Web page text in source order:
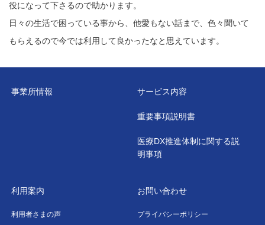
役になって下さるので助かります。
日々の生活で困っている事から、他愛もない話まで、色々聞いて
もらえるので今では利用して良かったなと思えています。
事業所情報 サービス内容
重要事項説明書
医療DX推進体制に関する説
明事項
利用案内
利用者さまの声
お問い合わせ
プライバシーポリシー